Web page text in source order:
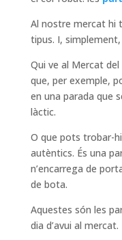
Al nostre mercat hi
tipus. I,
Qui ve al Mercat
que, per exemple,
en una parada que
làctic.
O que pots trobar-
autèntics. És una
n’encarrega de
de bota.
Aquestes són les
dia d’avui al mercat.